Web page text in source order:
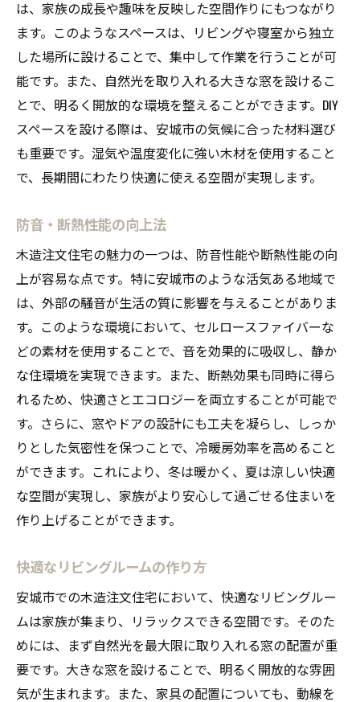
は、家族の成長や趣味を反映した空間作りにもつながり
ます。このようなスペースは、リビングや寝室から独立
した場所に設けることで、集中して作業を行うことが可
能です。また、自然光を取り入れる大きな窓を設けるこ
とで、明るく開放的な環境を整えることができます。DIY
スペースを設ける際は、安城市の気候に合った材料選び
も重要です。湿気や温度変化に強い木材を使用すること
で、長期間にわたり快適に使える空間が実現します。
防音・断熱性能の向上法
木造注文住宅の魅力の一つは、防音性能や断熱性能の向
上が容易な点です。特に安城市のような活気ある地域で
は、外部の騒音が生活の質に影響を与えることがありま
す。このような環境において、セルロースファイバーな
どの素材を使用することで、音を効果的に吸収し、静か
な住環境を実現できます。また、断熱効果も同時に得ら
れるため、快適さとエコロジーを両立することが可能で
す。さらに、窓やドアの設計にも工夫を凝らし、しっか
りとした気密性を保つことで、冷暖房効率を高めること
ができます。これにより、冬は暖かく、夏は涼しい快適
な空間が実現し、家族がより安心して過ごせる住まいを
作り上げることができます。
快適なリビングルームの作り方
安城市での木造注文住宅において、快適なリビングルー
ムは家族が集まり、リラックスできる空間です。そのた
めには、まず自然光を最大限に取り入れる窓の配置が重
要です。大きな窓を設けることで、明るく開放的な雰囲
気が生まれます。また、家具の配置についても、動線を